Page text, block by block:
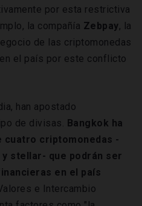
por esta restrictiva
la compañía Zebpay, la
de las criptomonedas
el país por este conflicto
han apostado
de divisas. Bangkok ha
cuatro criptomonedas -
stellar- que podrán ser
en el país
e Intercambio